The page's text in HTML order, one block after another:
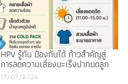
HPV รู้ทัน ป้องกันได้ ก้าวสำคัญสู่
การลดความเสี่ยงมะเร็งปากมดลูก
17/07/2026